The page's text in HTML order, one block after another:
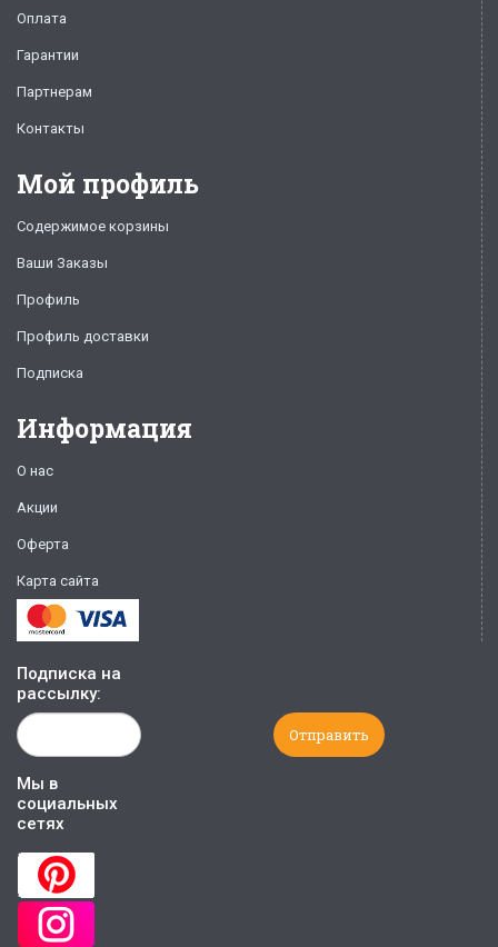
Оплата
Гарантии
Партнерам
Контакты
Мой профиль
Содержимое корзины
Ваши Заказы
Профиль
Профиль доставки
Подписка
Информация
О нас
Акции
Оферта
Карта сайта
Подписка на
рассылку:
Мы в
социальных
сетях